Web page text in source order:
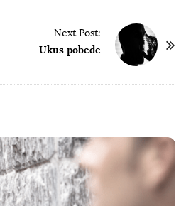
Next Post:
Ukus pobede